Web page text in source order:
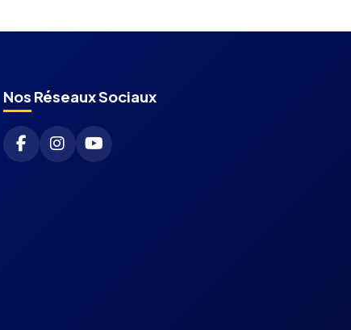
Nos Réseaux Sociaux